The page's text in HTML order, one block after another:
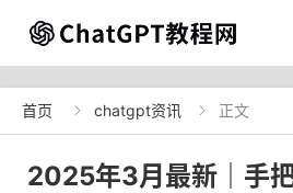
首页  chatgpt资讯  正文
2025年3月最新｜手